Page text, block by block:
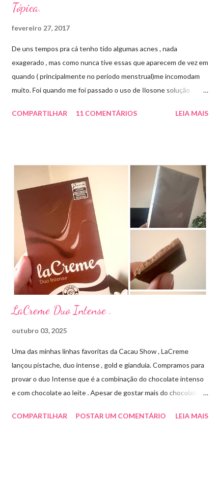
Tópica.
fevereiro 27, 2017
De uns tempos pra cá tenho tido algumas acnes , nada
exagerado , mas como nunca tive essas que aparecem de vez em
quando ( principalmente no período menstrual)me incomodam
muito. Foi quando me foi passado o uso de Ilosone solução
uma consulta com o dermatologista) O Ilosone é um antibiótico
aplico sobre a acne ( geralmente uso a noite). Informação do
produto: ILOSONE TÓPICO SOLUÇÃO (eritromicina) é um
antibiótico de amplo espectro produzido por uma cepa de
Streptomyces erythraeus. É básico e forma rapidamente sais
com os ácidos. Forma farmacêutica e Apresentação ILOSONE
TÓPICO SOLUÇÃO é apresentado sob a forma líquida em
frascos de 120 ml. USO PEDIÁTRICO E ADULTO. Composição
Cada ml contém: Eritromicina base 20 mg Excipientes q.s....
COMPARTILHAR 11 COMENTÁRIOS LEIA MAIS
LaCreme Duo Intense .
outubro 03, 2025
Uma das minhas linhas favoritas da Cacau Show , LaCreme
lançou pistache, duo intense , gold e gianduia. Compramos para
provar o duo Intense que é a combinação do chocolate intenso
e com chocolate ao leite . Apesar de gostar mais do chocolate
medida certa ( tem sabor e cremosidade ). Preço R$19,99 .
COMPARTILHAR POSTAR UM COMENTÁRIO LEIA MAIS